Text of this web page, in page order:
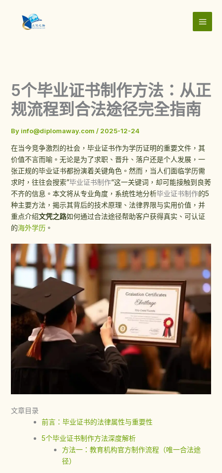
content
5个毕业证书制作方法：从正
规流程到合法途径完全指南
By info@diplomaway.com / 2025-12-24
在当今竞争激烈的社会，毕业证书作为学历证明的重要文件，其
价值不言而喻。无论是为了求职、晋升、落户还是个人发展，一
张正规的毕业证书都扮演着关键角色。然而，当人们面临学历需
求时，往往会搜索”毕业证书制作“这一关键词，却可能接触到良莠
不齐的信息。本文将从专业角度，系统性地分析毕业证书制作的5
种主要方法，揭示其背后的技术原理、法律界限与实用价值，并
重点介绍文凭之路如何通过合法途径帮助客户获得真实、可认证
的海外学历。
文章目录
前言：毕业证书的法律属性与重要性
5个毕业证书制作方法深度解析
方法一：教育机构官方制作流程（唯一合法途
径）